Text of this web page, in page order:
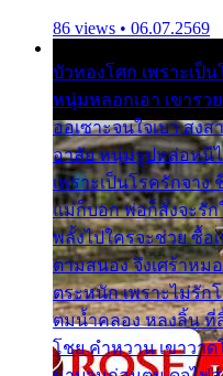
86 views • 06.07.2569
บัวทองโศก เพราะเป็
หนุ่มหลอกเอา เขารว
ออเซาะจนใจเบา สงส
อาลัย หนุ่มรูปหล่อหนีไ
เพราะเป็นโรครักจาง
แม่ก็บอก พ่อก็สั่งจะรัก
พลั้งไปใครจะช่วย ซื้อ
ตามสนอง จึงเศร้าหม
ตระหนัก เพราะไม่รัก
ตมน้ำคลอง หลงลิ้น ที่
โชย คำหวาน เขาวา